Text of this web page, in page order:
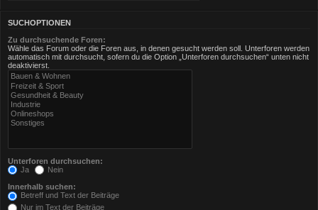
SUCHOPTIONEN
Zu durchsuchende Foren:
Wähle das Forum oder die Foren aus, in denen gesucht werden soll. Unterforen werden
automatisch mit durchsucht, sofern du die Option „Unterforen durchsuchen“ unten nicht
deaktivierst.
Unterforen durchsuchen:
Ja
Nein
Innerhalb suchen:
Betreff und Text der Beiträge
Nur im Text der Beiträge